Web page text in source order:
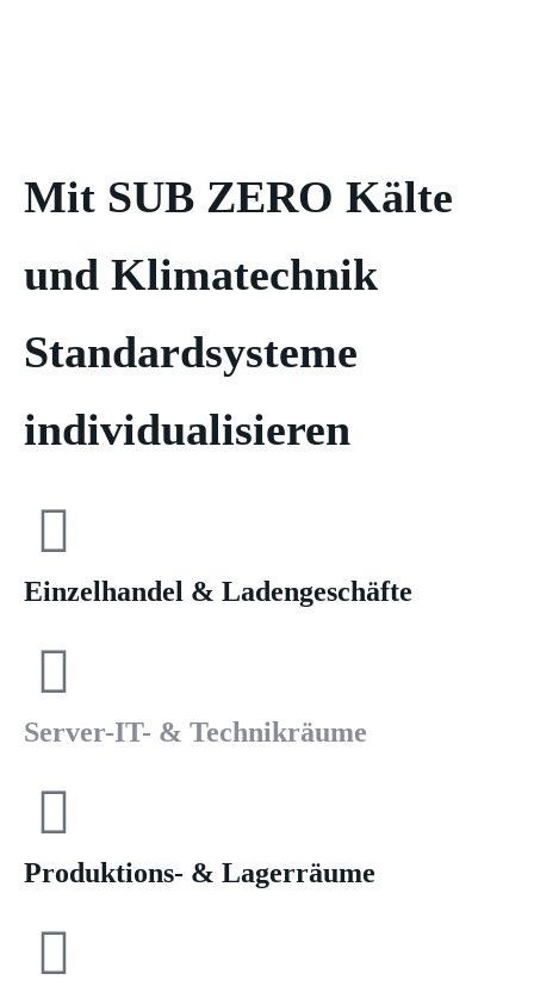
Mit SUB ZERO Kälte
und Klimatechnik
Standardsysteme
individualisieren
Einzelhandel & Ladengeschäfte
Server-IT- & Technikräume
Produktions- & Lagerräume